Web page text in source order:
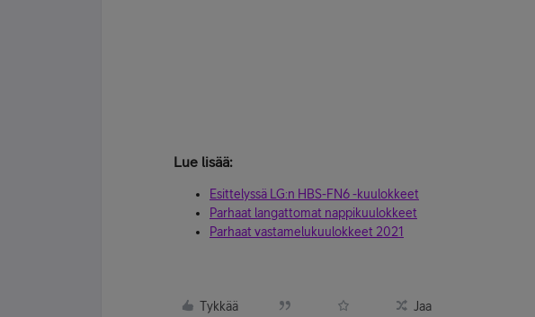
Lue lisää:
Esittelyssä LG:n HBS-FN6 -kuulokkeet
Parhaat langattomat nappikuulokkeet
Parhaat vastamelukuulokkeet 2021
Tykkää Jaa